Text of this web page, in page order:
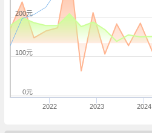
2022 2023 2024
0元
100元
200元